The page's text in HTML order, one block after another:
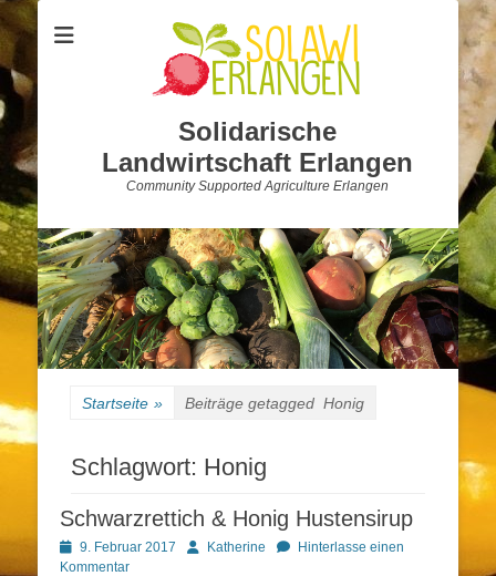
Solidarische
Landwirtschaft Erlangen
Community Supported Agriculture Erlangen
Startseite » Beiträge getagged Honig
Schlagwort: Honig
Schwarzrettich & Honig Hustensirup
Posted
on
9. Februar 2017 AutorKatherine
Hinterlasse einen
Kommentar